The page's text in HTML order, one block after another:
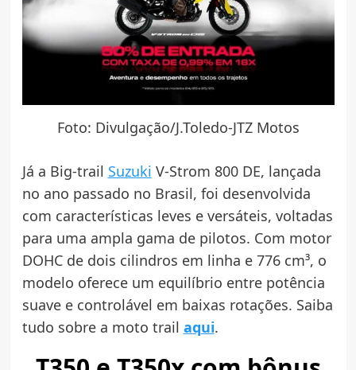
Foto: Divulgação/J.Toledo-JTZ Motos
Já a Big-trail Suzuki V-Strom 800 DE, lançada
no ano passado no Brasil, foi desenvolvida
com características leves e versáteis, voltadas
para uma ampla gama de pilotos. Com motor
DOHC de dois cilindros em linha e 776 cm³, o
modelo oferece um equilíbrio entre potência
suave e controlável em baixas rotações. Saiba
tudo sobre a moto trail aqui.